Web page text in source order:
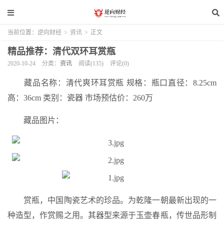
当前位置： 逆向财经 > 资讯 > 正文
精品推荐：清代双环耳赏瓶
2020-10-24 分类： 资讯 阅读(135) 评论(0)
藏品名称：清代爽环耳赏瓶 规格：瓶口直径：8.25cm
高：36cm 类别：瓷器 市场预估价：260万
藏品图片：
赏瓶，中国陶瓷艺术的珍品。为乾隆一朝最新出现的一
种造型，作赏赐之用。其器型来源于玉壶春瓶，传世品形制